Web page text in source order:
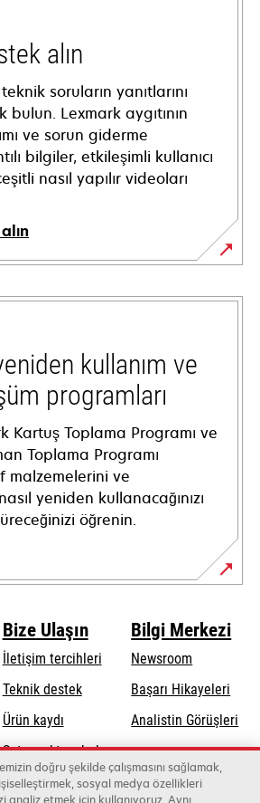
alın
soruların yanıtlarını
bulun. Lexmark aygıtının
ve sorun giderme
bilgiler, etkileşimli kullanıcı
nasıl yapılır videoları
kullanım ve
programları
Kartuş Toplama Programı ve
Toplama Programı
malzemelerini ve
yeniden kullanacağınızı
öğrenin.
Bize Ulaşın
İletişim tercihleri
Teknik destekopens
new
tab
Ürün kaydı
Satış noktası bul
Toptancıların
Bilgi Merkezi
Newsroom
Başarı Hikayeleri
Analistin Görüşleri
doğru şekilde çalışmasını sağlamak,
sosyal medya özellikleri
analiz etmek için kullanıyoruz. Aynı